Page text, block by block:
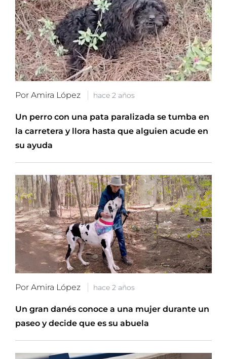
Por Amira López hace 2 años
Un perro con una pata paralizada se tumba en
la carretera y llora hasta que alguien acude en
su ayuda
Por Amira López hace 2 años
Un gran danés conoce a una mujer durante un
paseo y decide que es su abuela